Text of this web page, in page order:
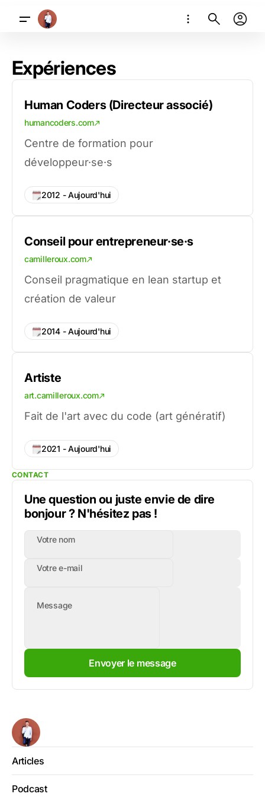
Expériences
Human Coders (Directeur associé)
humancoders.com
Centre de formation pour
développeur·se·s
2012 - Aujourd'hui
Conseil pour entrepreneur·se·s
camilleroux.com
Conseil pragmatique en lean startup et
création de valeur
2014 - Aujourd'hui
Artiste
art.camilleroux.com
Fait de l'art avec du code (art génératif)
2021 - Aujourd'hui
CONTACT
Une question ou juste envie de dire
bonjour ? N'hésitez pas !
Votre nom
Votre e-mail
Envoyer le message
Articles
Podcast